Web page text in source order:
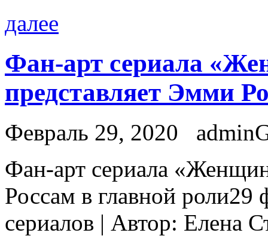
далее
Фан-арт сериала
представляет Эмми
Февраль 29, 2020
Фaн-aрт сeриaлa
Россам в главной
сериалов | Автор: Елена